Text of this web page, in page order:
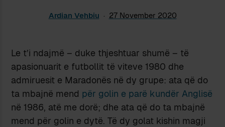
Ardian Vehbiu 27 November 2020
Le t’i ndajmë – duke thjeshtuar shumë – të
apasionuarit e futbollit të viteve 1980 dhe
admiruesit e Maradonës në dy grupe: ata që do
ta mbajnë mend për golin e parë kundër Anglisë
në 1986, atë me dorë; dhe ata që do ta mbajnë
mend për golin e dytë. Të dy golat kishin magji